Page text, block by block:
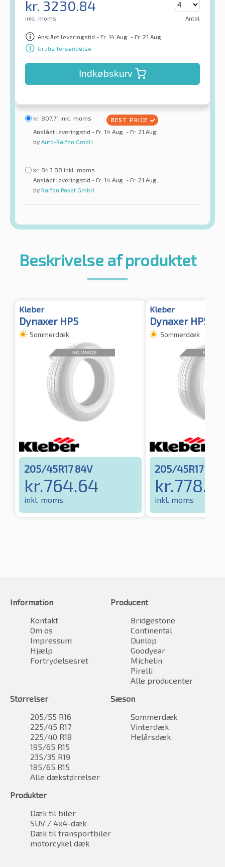
kr. 3230.84
inkl. moms Antal
Anslået leveringstid - Fr. 14 Aug. - Fr. 21 Aug.
Gratis forsendelse
Indkøbskurv
kr. 807.71 inkl. moms
Anslået leveringstid - Fr. 14 Aug. - Fr. 21 Aug.
by Auto-Raifen GmbH
kr. 843.88 inkl. moms
Anslået leveringstid - Fr. 14 Aug. - Fr. 21 Aug.
by Raifen Paket GmbH
Beskrivelse af produktet
Kleber
Dynaxer HP5
Sommerdæk
205/45R17 84V
kr.764.64
inkl. moms
Kleber
Dynaxer HP5 TL
Sommerdæk
205/45R17 88V
kr.
inkl. moms
Information
Kontakt
Om os
Impressum
Hjælp
Fortrydelsesret
Producent
Bridgestone
Continental
Dunlop
Goodyear
Michelin
Pirelli
Alle producenter
Størrelser
205/55 R16
225/45 R17
225/40 R18
195/65 R15
235/35 R19
185/65 R15
Alle dækstørrelser
Sæson
Sommerdæk
Vinterdæk
Helårsdæk
Produkter
Dæk til biler
SUV / 4x4-dæk
Dæk til transportbiler
motorcykel dæk